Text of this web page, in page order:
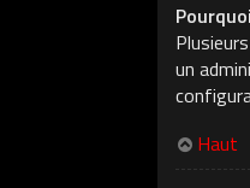
un
Haut